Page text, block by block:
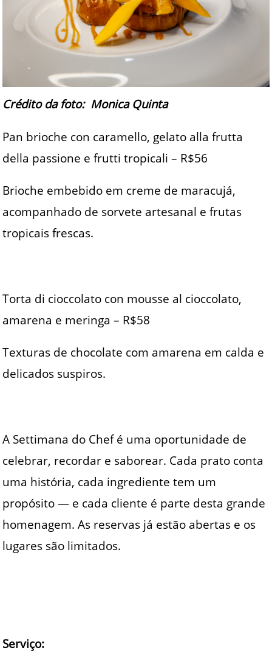
Crédito da foto: Monica Quinta
Pan brioche con caramello, gelato alla frutta
della passione e frutti tropicali – R$56
Brioche embebido em creme de maracujá,
acompanhado de sorvete artesanal e frutas
tropicais frescas.
Torta di cioccolato con mousse al cioccolato,
amarena e meringa – R$58
Texturas de chocolate com amarena em calda e
delicados suspiros.
A Settimana do Chef é uma oportunidade de
celebrar, recordar e saborear. Cada prato conta
uma história, cada ingrediente tem um
propósito — e cada cliente é parte desta grande
homenagem. As reservas já estão abertas e os
lugares são limitados.
Serviço: